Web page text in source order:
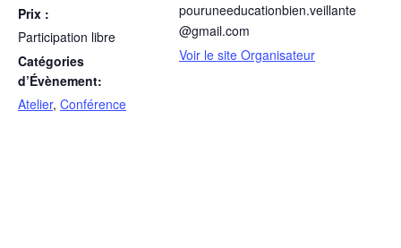
Prix :
Participation libre
Catégories
d’Évènement:
Atelier, Conférence
pouruneeducationbien.veillante
@gmail.com
Voir le site Organisateur